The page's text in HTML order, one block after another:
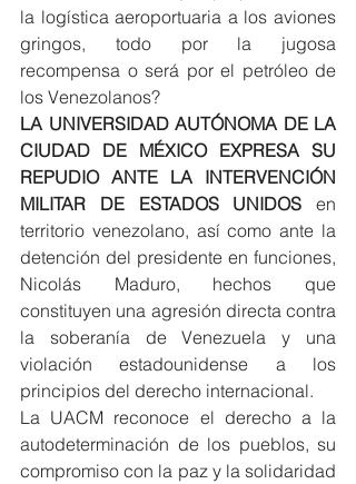
la logística aeroportuaria a los aviones
gringos, todo por la jugosa
recompensa o será por el petróleo de
los Venezolanos?
LA UNIVERSIDAD AUTÓNOMA DE LA
CIUDAD DE MÉXICO EXPRESA SU
REPUDIO ANTE LA INTERVENCIÓN
MILITAR DE ESTADOS UNIDOS en
territorio venezolano, así como ante la
detención del presidente en funciones,
Nicolás Maduro, hechos que
constituyen una agresión directa contra
la soberanía de Venezuela y una
violación estadounidense a los
principios del derecho internacional.
La UACM reconoce el derecho a la
autodeterminación de los pueblos, su
compromiso con la paz y la solidaridad